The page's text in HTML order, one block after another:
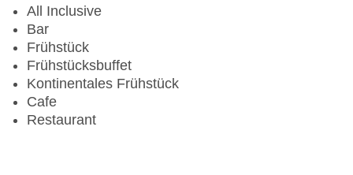
Sonnenschirme am Pool, Liegen am Pool
Zahlungsarten: Mastercard, Visa
Landeskategorie: 4 Sterne
All Inclusive
Bar
Frühstück
Frühstücksbuffet
Kontinentales Frühstück
Cafe
Restaurant